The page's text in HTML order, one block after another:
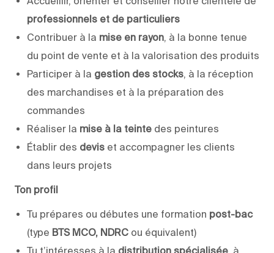
professionnels et de particuliers
Contribuer à la mise en rayon, à la bonne tenue
du point de vente et à la valorisation des produits
Participer à la gestion des stocks, à la réception
des marchandises et à la préparation des
commandes
Réaliser la mise à la teinte des peintures
Établir des devis et accompagner les clients
dans leurs projets
Ton profil
Tu prépares ou débutes une formation post-bac
(type BTS MCO, NDRC ou équivalent)
Tu t’intéresses à la distribution spécialisée, à